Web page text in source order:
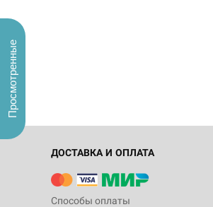
ДОСТАВКА И ОПЛАТА
Способы оплаты
Просмотренные